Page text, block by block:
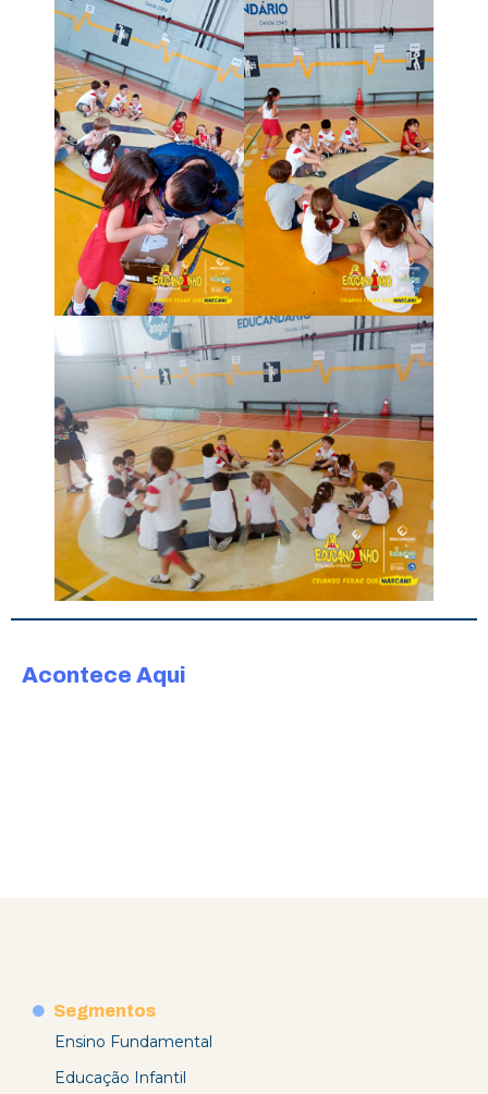
Acontece Aqui
Segmentos
Ensino Fundamental
Educação Infantil